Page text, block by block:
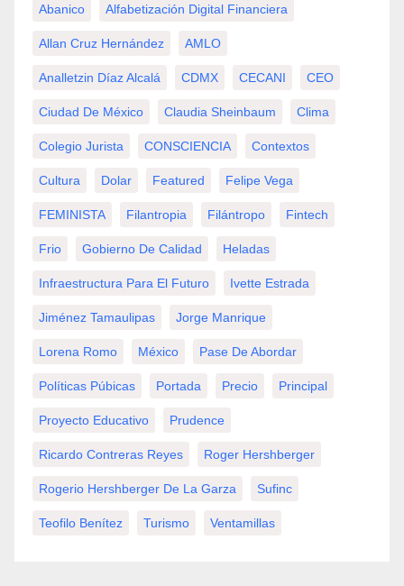
Abanico Alfabetización Digital Financiera
Allan Cruz Hernández AMLO
Analletzin Díaz Alcalá CDMX CECANI CEO
Ciudad De México Claudia Sheinbaum Clima
Colegio Jurista CONSCIENCIA Contextos
Cultura Dolar Featured Felipe Vega
FEMINISTA Filantropia Filántropo Fintech
Frio Gobierno De Calidad Heladas
Infraestructura Para El Futuro Ivette Estrada
Jiménez Tamaulipas Jorge Manrique
Lorena Romo México Pase De Abordar
Políticas Púbicas Portada Precio Principal
Proyecto Educativo Prudence
Ricardo Contreras Reyes Roger Hershberger
Rogerio Hershberger De La Garza Sufinc
Teofilo Benítez Turismo Ventamillas